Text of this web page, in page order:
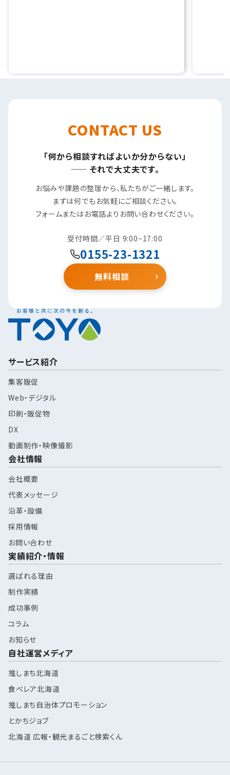
サービス紹介
集客販促
Web・デジタル
印刷・販促物
DX
動画制作・映像撮影
会社情報
会社概要
代表メッセージ
沿革・設備
採用情報
お問い合わせ
実績紹介・情報
選ばれる理由
制作実績
成功事例
コラム
お知らせ
自社運営メディア
推しまち北海道
食べレア北海道
推しまち自治体プロモーション
とかちジョブ
北海道 広報・観光まるごと検索くん
CONTACT US
「何から相談すればよいか分からない」
—— それで大丈夫です。
お悩みや課題の整理から、私たちがご一緒します。
まずは何でもお気軽にご相談ください。
フォームまたはお電話よりお問い合わせください。
受付時間／平日 9:00~17:00
0155-23-1321
無料相談